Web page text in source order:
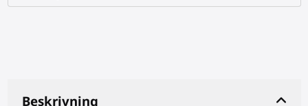
Beskrivning